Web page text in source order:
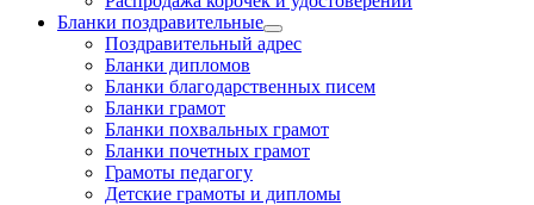
Бланки поздравительные
Поздравительный адрес
Бланки дипломов
Бланки благодарственных писем
Бланки грамот
Бланки похвальных грамот
Бланки почетных грамот
Грамоты педагогу
Детские грамоты и дипломы